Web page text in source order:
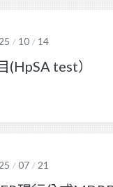
/ 10 / 14
(HpSA test）
/ 07 / 21